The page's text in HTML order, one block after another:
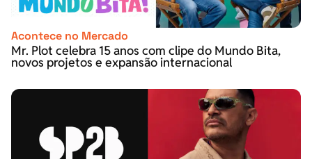
Acontece no Mercado
Mr. Plot celebra 15 anos com clipe do Mundo Bita,
novos projetos e expansão internacional